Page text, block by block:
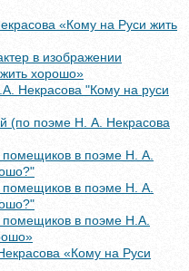
«Кому на Руси жить
в изображении
хорошо»
Некрасова "Кому на руси
(по поэме Н. А. Некрасова
помещиков в поэме Н. А.
помещиков в поэме Н. А.
помещиков в поэме Н.А.
«Кому на Руси